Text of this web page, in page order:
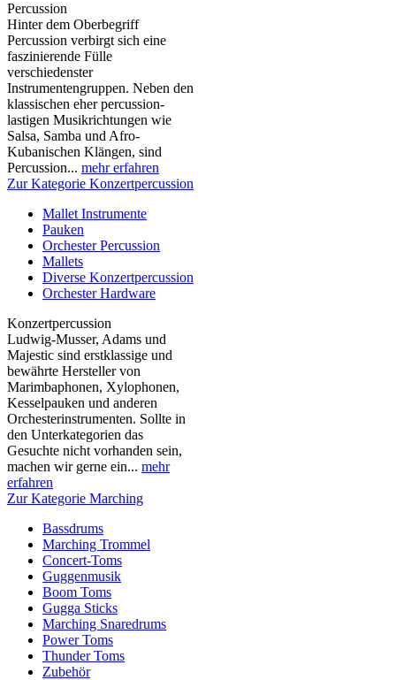
Percussion
Hinter dem Oberbegriff
Percussion verbirgt sich eine
faszinierende Fülle
verschiedenster
Instrumentengruppen. Neben den
klassischen eher percussion-
lastigen Musikrichtungen wie
Salsa, Samba und Afro-
Kubanischen Klängen, sind
Percussion... mehr erfahren
Zur Kategorie Konzertpercussion
Mallet Instrumente
Pauken
Orchester Percussion
Mallets
Diverse Konzertpercussion
Orchester Hardware
Konzertpercussion
Ludwig-Musser, Adams und
Majestic sind erstklassige und
bewährte Hersteller von
Marimbaphonen, Xylophonen,
Kesselpauken und anderen
Orchesterinstrumenten. Sollte in
den Unterkategorien das
Gesuchte nicht vorhanden sein,
machen wir gerne ein... mehr
erfahren
Zur Kategorie Marching
Bassdrums
Marching Trommel
Concert-Toms
Guggenmusik
Boom Toms
Gugga Sticks
Marching Snaredrums
Power Toms
Thunder Toms
Zubehör